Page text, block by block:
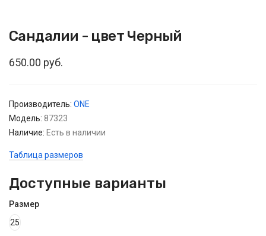
Сандалии - цвет Черный
650.00 руб.
Производитель: ONE
Модель: 87323
Наличие: Есть в наличии
Таблица размеров
Доступные варианты
Размер
25